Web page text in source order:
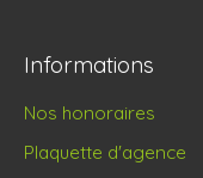
Informations
Nos honoraires
Plaquette d'agence